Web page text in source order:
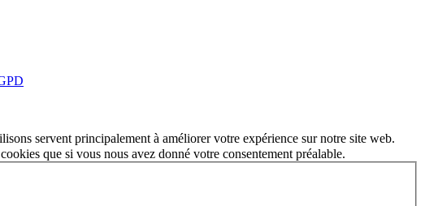
servent principalement à améliorer votre expérience sur notre site web.
que si vous nous avez donné votre consentement préalable.